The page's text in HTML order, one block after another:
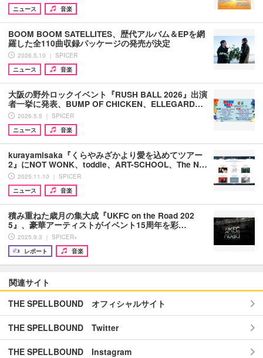
ニュース 音楽
BOOM BOOM SATELLITES、歴代アルバム＆EPを網
羅した全110曲収録パッケージの発売が決定
2026.5.10 ｜ SPICER
ニュース
音楽
大阪の野外ロックイベント『RUSH BALL 2026』出演
者一挙に発表、BUMP OF CHICKEN、ELLEGARD…
2026.5.5 ｜ SPICER
ニュース
音楽
kurayamisaka『くらやみざかより愛を込めてツアー
2』にNOT WONK、toddle、ART-SCHOOL、The N…
2025.11.10 ｜ SPICER
ニュース
音楽
積み重ねた歳月の集大成『UKFC on the Road 202
5』、豪華アーティストがイベント15周年を彩…
2025.9.3 ｜ SPICER+
レポート
音楽
関連サイト
THE SPELLBOUND オフィシャルサイト
THE SPELLBOUND Twitter
THE SPELLBOUND Instagram